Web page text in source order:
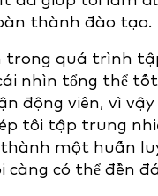
thành đào tạo.
trong quá trình
nhìn tổng thể
động viên, vì
tôi tập trung
một huấn
có thể đền